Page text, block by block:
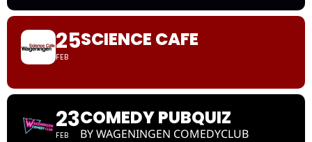
25
FEB
SCIENCE CAFE
23
FEB
COMEDY PUBQUIZ
BY WAGENINGEN COMEDYCLUB